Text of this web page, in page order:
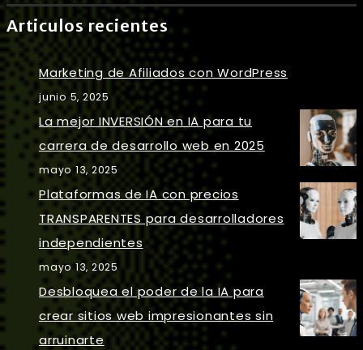
Articulos recientes
Marketing de Afiliados con WordPress
junio 5, 2025
La mejor INVERSIÓN en IA para tu
carrera de desarrollo web en 2025
mayo 13, 2025
Plataformas de IA con precios
TRANSPARENTES para desarrolladores
independientes
mayo 13, 2025
Desbloquea el poder de la IA para
crear sitios web impresionantes sin
arruinarte